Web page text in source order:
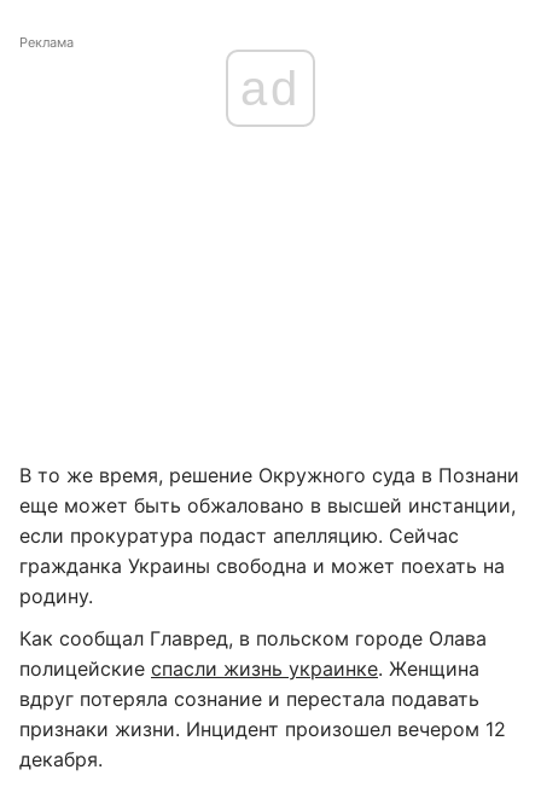
Реклама
ad
В то же время, решение Окружного суда в Познани
еще может быть обжаловано в высшей инстанции,
если прокуратура подаст апелляцию. Сейчас
гражданка Украины свободна и может поехать на
родину.
Как сообщал Главред, в польском городе Олава
полицейские спасли жизнь украинке. Женщина
вдруг потеряла сознание и перестала подавать
признаки жизни. Инцидент произошел вечером 12
декабря.